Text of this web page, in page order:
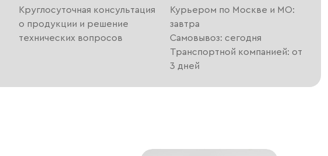
Круглосуточная консультация
о продукции и решение
технических вопросов
Курьером по Москве и МО:
завтра
Самовывоз: сегодня
Транспортной компанией: от
3 дней